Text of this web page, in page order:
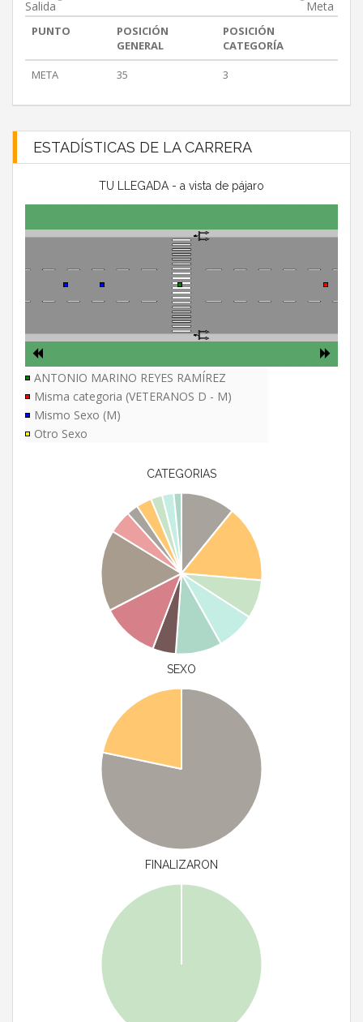
Salida Meta
PUNTO
POSICIÓN
GENERAL
POSICIÓN
CATEGORÍA
META
35 3
ESTADÍSTICAS DE LA CARRERA
TU LLEGADA - a vista de pájaro
ANTONIO MARINO REYES RAMÍREZ
Misma categoria (VETERANOS D - M)
Mismo Sexo (M)
Otro Sexo
CATEGORIAS
SEXO
FINALIZARON